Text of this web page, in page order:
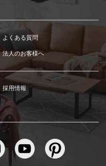
よくある質問
法人のお客様へ
採用情報